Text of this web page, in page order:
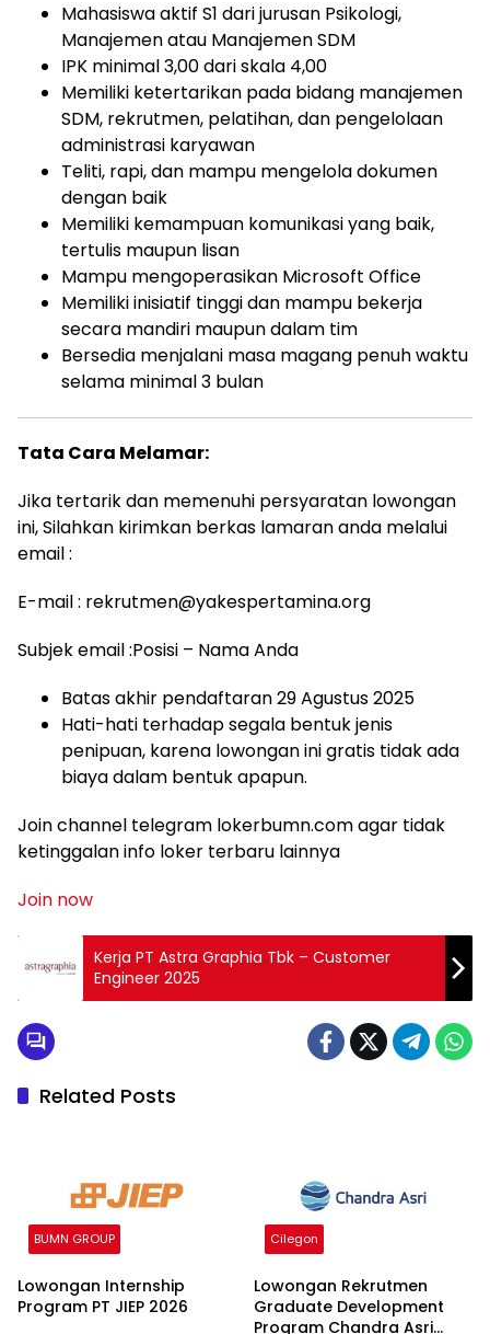
Mahasiswa aktif S1 dari jurusan Psikologi,
Manajemen atau Manajemen SDM
IPK minimal 3,00 dari skala 4,00
Memiliki ketertarikan pada bidang manajemen
SDM, rekrutmen, pelatihan, dan pengelolaan
administrasi karyawan
Teliti, rapi, dan mampu mengelola dokumen
dengan baik
Memiliki kemampuan komunikasi yang baik,
tertulis maupun lisan
Mampu mengoperasikan Microsoft Office
Memiliki inisiatif tinggi dan mampu bekerja
secara mandiri maupun dalam tim
Bersedia menjalani masa magang penuh waktu
selama minimal 3 bulan
Tata Cara Melamar:
Jika tertarik dan memenuhi persyaratan lowongan
ini, Silahkan kirimkan berkas lamaran anda melalui
email :
E-mail : rekrutmen@yakespertamina.org
Subjek email :Posisi – Nama Anda
Batas akhir pendaftaran 29 Agustus 2025
Hati-hati terhadap segala bentuk jenis
penipuan, karena lowongan ini gratis tidak ada
biaya dalam bentuk apapun.
Join channel telegram lokerbumn.com agar tidak
ketinggalan info loker terbaru lainnya
Join now
Kerja PT Astra Graphia Tbk – Customer
Engineer 2025
Related Posts
BUMN GROUP
Lowongan Internship
Program PT JIEP 2026
Cilegon
Lowongan Rekrutmen
Graduate Development
Program Chandra Asri